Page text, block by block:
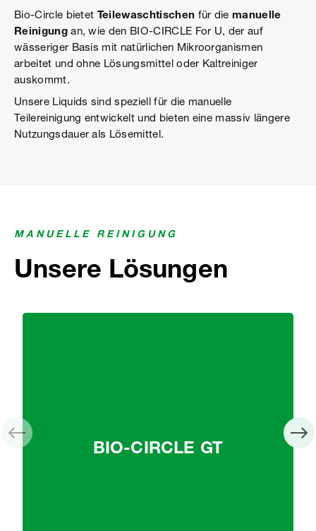
Bio-Circle bietet Teilewaschtischen für diemanuelle
Reinigungan, wie den BIO-CIRCLE For U, der auf
wässeriger Basis mit natürlichen Mikroorganismen
arbeitet und ohne Lösungsmittel oder Kaltreiniger
auskommt.
Unsere Liquids sind speziell für die manuelle
Teilereinigung entwickelt und bieten eine massiv längere
Nutzungsdauer als Lösemittel.
MANUELLE REINIGUNG
Unsere Lösungen
BIO-CIRCLE GT